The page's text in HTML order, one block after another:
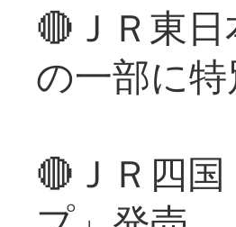
🔴ＪＲ東
の一部に
🔴ＪＲ四